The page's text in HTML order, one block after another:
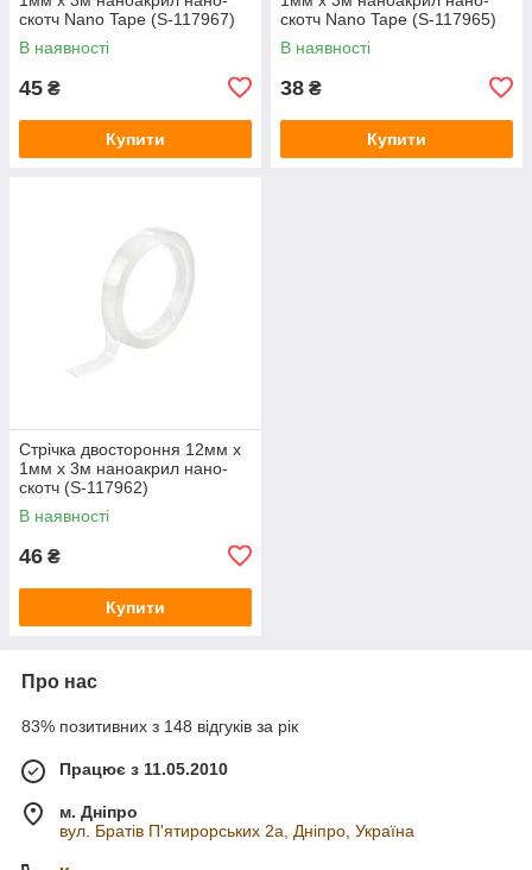
скотч Nano Tape (S-117967)
В наявності
45 ₴
Купити
скотч Nano Tape (S-117965)
В наявності
38 ₴
Купити
Стрічка двостороння 12мм x
1мм x 3м наноакрил нано-
скотч (S-117962)
В наявності
46 ₴
Купити
Про нас
83% позитивних з 148 відгуків за рік
Працює з 11.05.2010
м. Дніпро
вул. Братів П'ятирорських 2а, Дніпро, Україна